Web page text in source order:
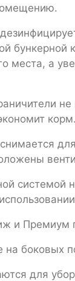
бункерной
места, а
корм.
системой
и Премиум
боковых
для